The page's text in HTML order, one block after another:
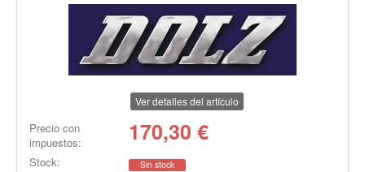
Ver detalles del artículo
Precio con
impuestos:
170,30 €
Stock: Sin stock